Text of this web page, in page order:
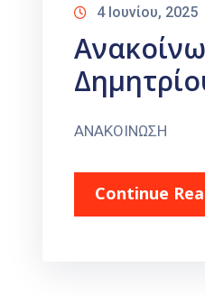
4 Ιουνίου, 2025
ΑΝΑΚΟΙΝΩΣΗ
Continue